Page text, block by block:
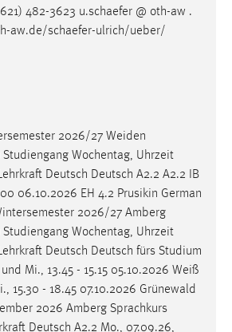
482-3623 u.schaefer @ oth-aw .
aw.de/schaefer-ulrich/ueber/
2026/27 Weiden
Studiengang Wochentag, Uhrzeit
Deutsch Deutsch A2.2 A2.2 IB
06.10.2026 EH 4.2 Prusikin German
2026/27 Amberg
Studiengang Wochentag, Uhrzeit
Deutsch Deutsch fürs Studium
Mi., 13.45 - 15.15 05.10.2026 Weiß
15.30 - 18.45 07.10.2026 Grünewald
2026 Amberg Sprachkurs
Deutsch A2.2 Mo., 07.09.26,